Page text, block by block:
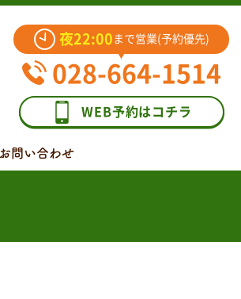
夜22:00 まで営業(予約優先)
028-664-1514
WEB予約はコチラ
お問い合わせ